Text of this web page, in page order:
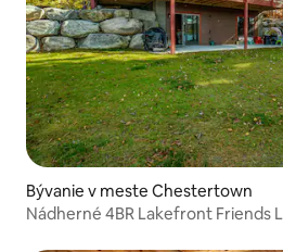
Bývanie v meste Chestertown
Nádherné 4BR Lakefront Friends